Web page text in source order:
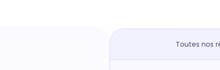
Toutes nos